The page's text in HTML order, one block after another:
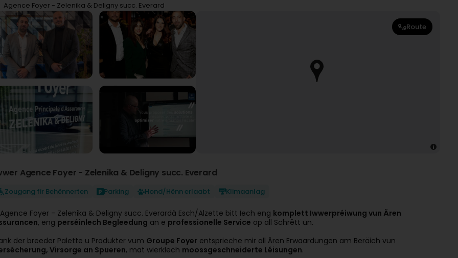
Agence Foyer - Zelenika & Deligny succ. Everard
Route
Agence Foyer - Zelenika & Deligny succ. Everard
Zougang fir Behënnerten Parking Hond/Hënn erlaabt Klimaanlag
Foyer - Zelenika & Deligny succ. Everardà Esch/Alzette bitt Iech eng komplett Iwwerpréiwung vun Ären
, eng perséinlech Begleedung an e professionelle Service op all Schrëtt un.
der breeder Palette u Produkter vum Groupe Foyer entsprieche mir all Ären Erwaardungen am Beräich vun
Virsorge an Spueren, mat wierklech moossgeschneiderte Léisungen.